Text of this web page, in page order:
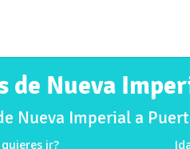
de Nueva
Nueva Imperial a
ir?